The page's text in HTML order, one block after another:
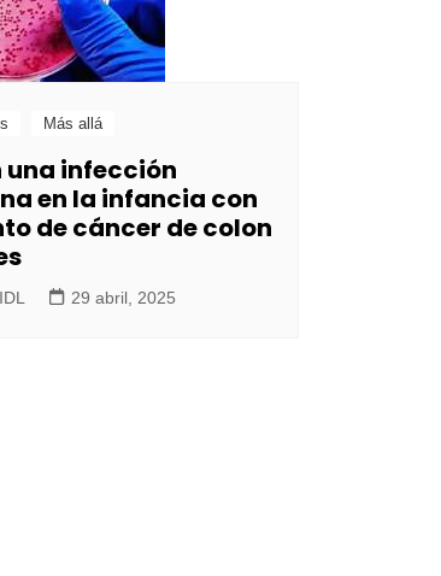
Más allá
infección
en la infancia con
de cáncer de colon
29 abril, 2025